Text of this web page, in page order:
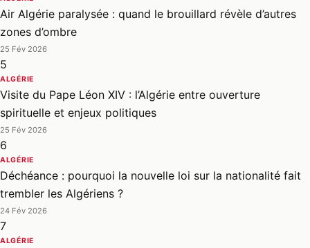
Air Algérie paralysée : quand le brouillard révèle d’autres
zones d’ombre
25 Fév 2026
5
ALGÉRIE
Visite du Pape Léon XIV : l’Algérie entre ouverture
spirituelle et enjeux politiques
25 Fév 2026
6
ALGÉRIE
Déchéance : pourquoi la nouvelle loi sur la nationalité fait
trembler les Algériens ?
24 Fév 2026
7
ALGÉRIE